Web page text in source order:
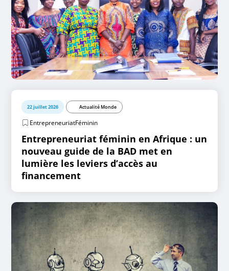
22 juillet 2026 Actualité Monde
EntrepreneuriatFéminin
Entrepreneuriat féminin en Afrique : un
nouveau guide de la BAD met en
lumière les leviers d’accès au
financement